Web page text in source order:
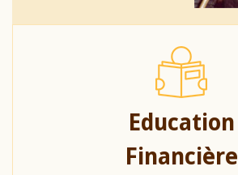
Education
Financière